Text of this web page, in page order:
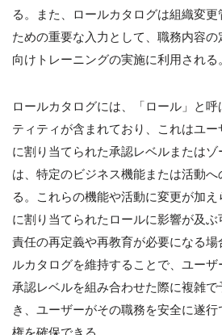
る。また、ロールカタログは組織変
ための重要な入力として、職務内容
向けトレーニングの実施に利用される
ロールカタログには、「ロール」と
ティティが含まれており、これはユ
に割り当てられた承認レベルまたは
は、特定のビジネス機能または活動
る。これらの機能や活動に変更が加
に割り当てられたロールに影響が及
責任の再定義や再教育が必要になる
ルカタログを維持することで、ユー
承認レベルを組み合わせた際に複雑
き、ユーザーがその職務を安全に遂